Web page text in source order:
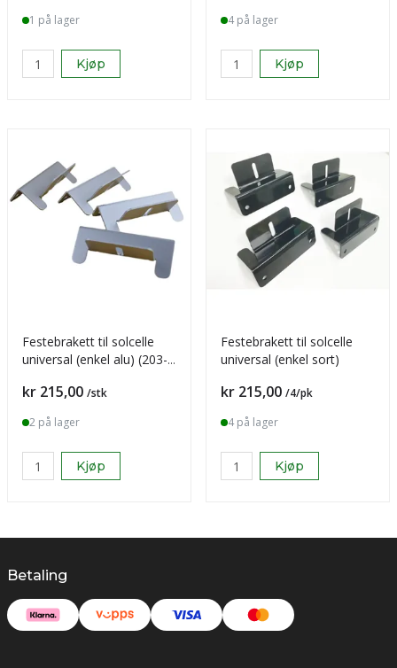
1 på lager
Kjøp
4 på lager
Kjøp
Festebrakett til solcelle
universal (enkel alu) (203-
Pris
kr 215,00 /stk
2 på lager
Kjøp
Festebrakett til solcelle
universal (enkel sort)
Pris
kr 215,00 /4/pk
4 på lager
Kjøp
Betaling